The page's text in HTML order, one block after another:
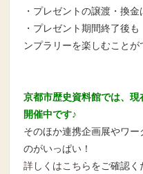
・プレゼントの譲渡・換金
・プレゼント期間終了後
ンプラリーを楽しむことが
京都市歴史資料館では、
開催中です♪
そのほか連携企画展やワ
のがいっぱい！
詳しくはこちら をご確認く